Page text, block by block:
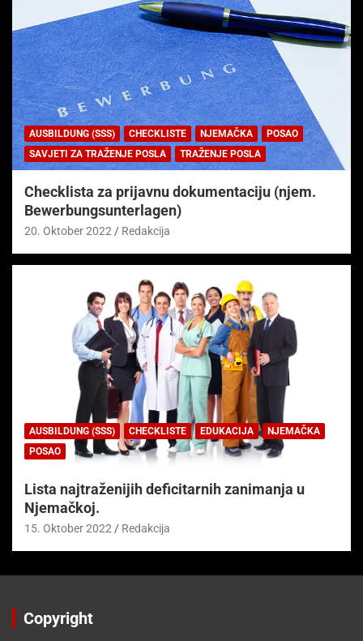
AUSBILDUNG (SSS) CHECKLISTE NJEMAČKA
POSAO
SAVJETI ZA TRAŽENJE POSLA
TRAŽENJE POSLA
Checklista za prijavnu dokumentaciju (njem.
Bewerbungsunterlagen)
20. Oktober 2022 Redakcija
AUSBILDUNG (SSS) CHECKLISTE EDUKACIJA
NJEMAČKA
POSAO
Lista najtraženijih deficitarnih zanimanja u
Njemačkoj.
15. Oktober 2022 Redakcija
Copyright